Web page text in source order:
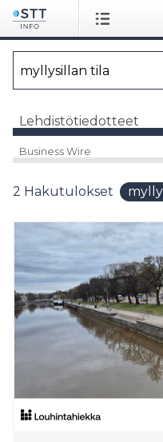
Lehdistötiedotteet
Business Wire
2 Hakutulokset